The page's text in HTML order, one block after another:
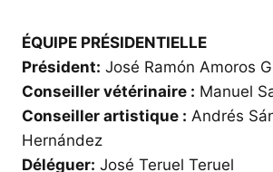
ÉQUIPE PRÉSIDENTIELLE
Président: José Ramón Amoros
Conseiller vétérinaire : Manuel
Conseiller artistique : Andrés
Hernández
Déléguer: José Teruel Teruel